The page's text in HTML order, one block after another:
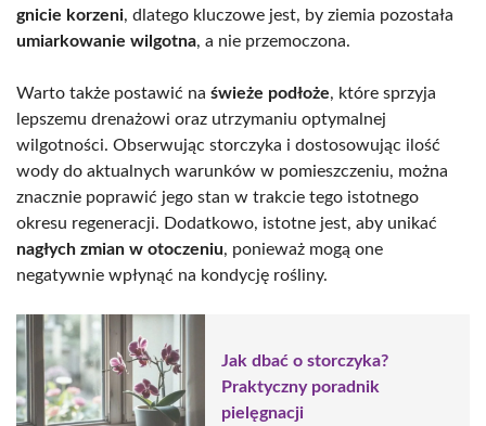
gnicie korzeni, dlatego kluczowe jest, by ziemia pozostała
umiarkowanie wilgotna, a nie przemoczona.
Warto także postawić na świeże podłoże, które sprzyja
lepszemu drenażowi oraz utrzymaniu optymalnej
wilgotności. Obserwując storczyka i dostosowując ilość
wody do aktualnych warunków w pomieszczeniu, można
znacznie poprawić jego stan w trakcie tego istotnego
okresu regeneracji. Dodatkowo, istotne jest, aby unikać
nagłych zmian w otoczeniu, ponieważ mogą one
negatywnie wpłynąć na kondycję rośliny.
Jak dbać o storczyka?
Praktyczny poradnik
pielęgnacji